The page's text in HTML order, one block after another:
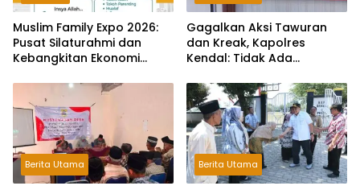
Muslim Family Expo 2026:
Pusat Silaturahmi dan
Kebangkitan Ekonomi
Gagalkan Aksi Tawuran
dan Kreak, Kapolres
Kendal: Tidak Ada
Pelaku Kejahatan Jalanan
Berita Utama Berita Utama